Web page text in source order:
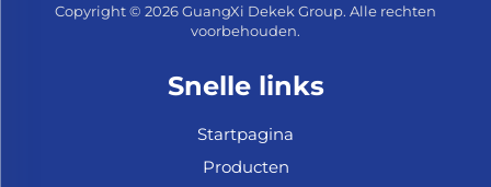
Copyright © 2026 GuangXi Dekek Group. Alle rechten
voorbehouden.
Snelle links
Startpagina
Producten